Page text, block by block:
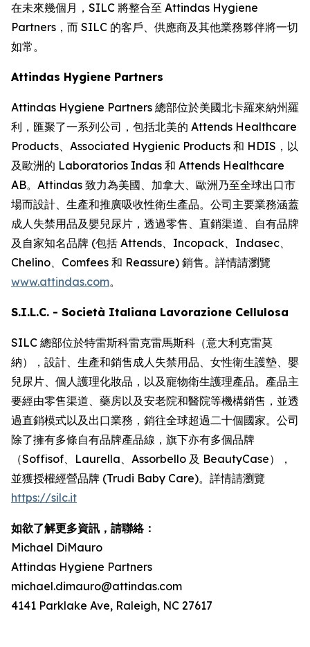
在未來幾個月，SILC 將整合至 Attindas Hygiene
Partners，而 SILC 的客戶、供應商及其他業務夥伴將一切
如常。
Attindas Hygiene Partners
Attindas Hygiene Partners 總部位於美國北卡羅來納州羅
利，匯聚了一系列公司，包括北美的 Attends Healthcare
Products、Associated Hygienic Products 和 HDIS，以
及歐洲的 Laboratorios Indas 和 Attends Healthcare
AB。Attindas 致力為美國、加拿大、歐洲乃至全球出口市
場而設計、生產和推廣吸收性衛生產品。公司主要業務涵蓋
成人失禁用品及嬰兒尿片，透過零售、直銷渠道、自有品牌
及自家知名品牌 (包括 Attends、Incopack、Indasec、
Chelino、Comfees 和 Reassure) 銷售。詳情請瀏覽
www.attindas.com。
S.I.L.C. - Società Italiana Lavorazione Cellulosa
SILC 總部位於特雷斯科雷克雷馬斯科（意大利克雷莫
納），設計、生產和銷售成人失禁用品、女性衛生護墊、嬰
兒尿片、個人護理化妝品，以及寵物衛生護理產品。產品主
要經由零售渠道、藥房以及安老院和醫院等機構銷售，並透
過直銷模式以及出口業務，銷往全球超過二十個國家。公司
除了擁有多條自有品牌產品線，旗下亦有多個品牌
（Soffisof、Laurella、Assorbello 及 BeautyCase），
並獲授權經營品牌 (Trudi Baby Care)。詳情請瀏覽
https://silc.it
如欲了解更多資訊，請聯絡：
Michael DiMauro
Attindas Hygiene Partners
michael.dimauro@attindas.com
4141 Parklake Ave, Raleigh, NC 27617